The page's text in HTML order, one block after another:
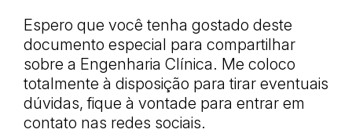
Espero que você tenha gostado deste
documento especial para compartilhar
sobre a Engenharia Clínica. Me coloco
totalmente à disposição para tirar eventuais
dúvidas, fique à vontade para entrar em
contato nas redes sociais.